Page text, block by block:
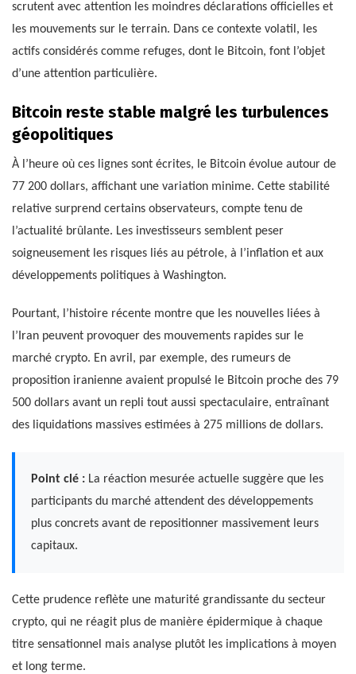
scrutent avec attention les moindres déclarations officielles et
les mouvements sur le terrain. Dans ce contexte volatil, les
actifs considérés comme refuges, dont le Bitcoin, font l’objet
d’une attention particulière.
Bitcoin reste stable malgré les turbulences
géopolitiques
À l’heure où ces lignes sont écrites, le Bitcoin évolue autour de
77 200 dollars, affichant une variation minime. Cette stabilité
relative surprend certains observateurs, compte tenu de
l’actualité brûlante. Les investisseurs semblent peser
soigneusement les risques liés au pétrole, à l’inflation et aux
développements politiques à Washington.
Pourtant, l’histoire récente montre que les nouvelles liées à
l’Iran peuvent provoquer des mouvements rapides sur le
marché crypto. En avril, par exemple, des rumeurs de
proposition iranienne avaient propulsé le Bitcoin proche des 79
500 dollars avant un repli tout aussi spectaculaire, entraînant
des liquidations massives estimées à 275 millions de dollars.
Point clé : La réaction mesurée actuelle suggère que les
participants du marché attendent des développements
plus concrets avant de repositionner massivement leurs
capitaux.
Cette prudence reflète une maturité grandissante du secteur
crypto, qui ne réagit plus de manière épidermique à chaque
titre sensationnel mais analyse plutôt les implications à moyen
et long terme.